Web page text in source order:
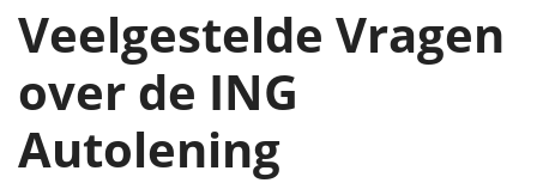
Veelgestelde Vragen
over de ING
Autolening